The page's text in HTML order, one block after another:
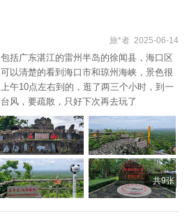
旅*者 2025-06-14
括广东湛江的雷州半岛的徐闻县，海口区
以清楚的看到海口市和琼州海峡，景色很
午10点左右到的，逛了两三个小时，到一
风，要疏散，只好下次再去玩了
共9张